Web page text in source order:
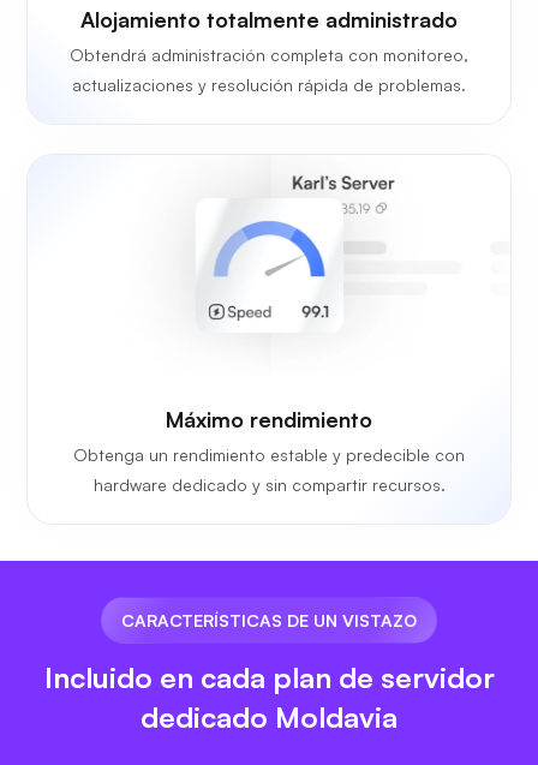
Alojamiento totalmente administrado
Obtendrá administración completa con monitoreo,
actualizaciones y resolución rápida de problemas.
Máximo rendimiento
Obtenga un rendimiento estable y predecible con
hardware dedicado y sin compartir recursos.
CARACTERÍSTICAS DE UN VISTAZO
Incluido en cada plan de servidor
dedicado Moldavia